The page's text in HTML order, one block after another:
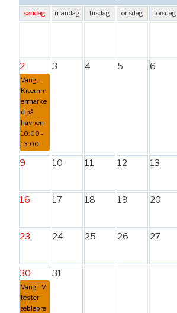
søndag mandag tirsdag onsdag torsdag
2
Vang -
Kræmm
ermarke
d på
havnen
10:00 -
13:00
3 4 5 6
9 10 11 12 13
16 17 18 19 20
23 24 25 26 27
30
Vang - Vi
tester
æblepre
31